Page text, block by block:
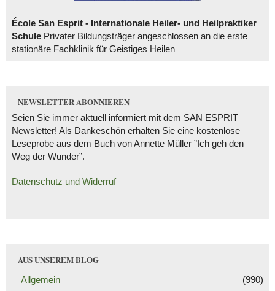
École San Esprit - Internationale Heiler- und Heilpraktiker
SchulePrivater Bildungsträger angeschlossen an die erste
stationäre Fachklinik für Geistiges Heilen
NEWSLETTER ABONNIEREN
Seien Sie immer aktuell informiert mit dem SAN ESPRIT
Newsletter! Als Dankeschön erhalten Sie eine kostenlose
Leseprobe aus dem Buch von Annette Müller ”Ich geh den
Weg der Wunder”.
Datenschutz und Widerruf
AUS UNSEREM BLOG
Allgemein (990)